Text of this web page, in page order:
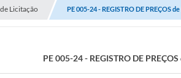
Licitação PE 005-24 - REGISTRO DE PREÇOS
PE 005-24 - REGISTRO DE